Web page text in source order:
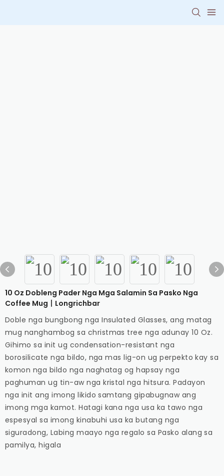
10 Oz Dobleng Pader Nga Mga Salamin Sa Pasko Nga
Coffee Mug丨Longrichbar
Doble nga bungbong nga Insulated Glasses, ang matag
mug nanghambog sa christmas tree nga adunay 10 Oz.
Gihimo sa init ug condensation-resistant nga
borosilicate nga bildo, nga mas lig-on ug perpekto kay sa
komon nga bildo nga naghatag og hapsay nga
paghuman ug tin-aw nga kristal nga hitsura. Padayon
nga init ang imong likido samtang gipabugnaw ang
imong mga kamot. Hatagi kana nga usa ka tawo nga
espesyal sa imong kinabuhi usa ka butang nga
siguradong, Labing maayo nga regalo sa Pasko alang sa
pamilya, higala